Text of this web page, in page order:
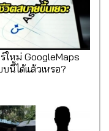
ใหม่ GoogleMaps
นี้ได้แล้วเหรอ?